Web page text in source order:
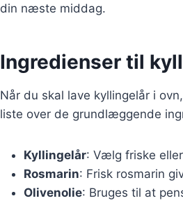
din næste middag.
Ingredienser til
Når du skal lave kyllingelår i
liste over de grundlæggende
Kyllingelår: Vælg friske
Rosmarin: Frisk rosmarin
Olivenolie: Bruges til at